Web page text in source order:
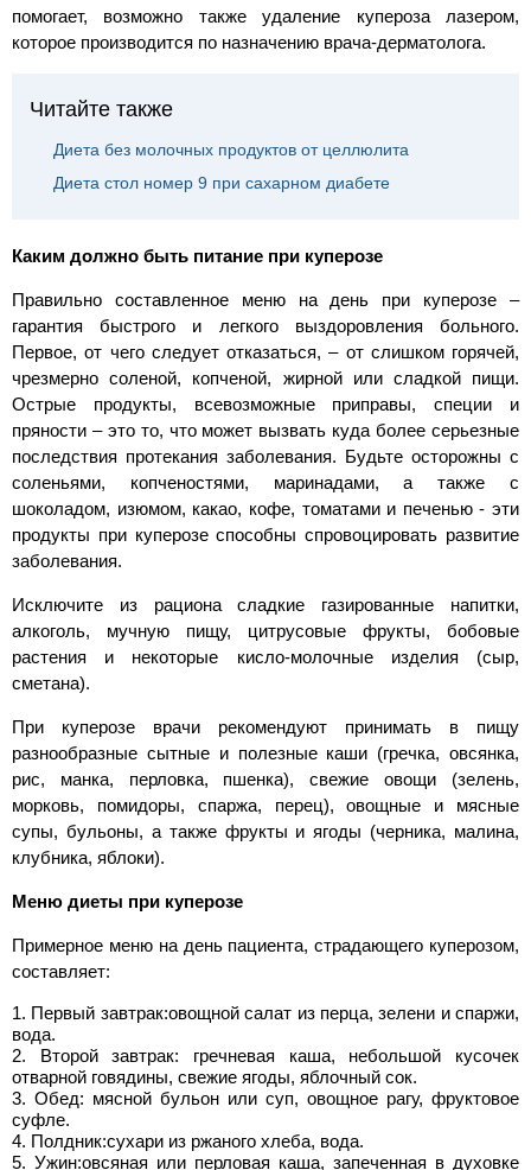
помогает, возможно также удаление купероза лазером,
которое производится по назначению врача-дерматолога.
Читайте также
Диета без молочных продуктов от целлюлита
Диета стол номер 9 при сахарном диабете
Каким должно быть питание при куперозе
Правильно составленное меню на день при куперозе –
гарантия быстрого и легкого выздоровления больного.
Первое, от чего следует отказаться, – от слишком горячей,
чрезмерно соленой, копченой, жирной или сладкой пищи.
Острые продукты, всевозможные приправы, специи и
пряности – это то, что может вызвать куда более серьезные
последствия протекания заболевания. Будьте осторожны с
соленьями, копченостями, маринадами, а также с
шоколадом, изюмом, какао, кофе, томатами и печенью - эти
продукты при куперозе способны спровоцировать развитие
заболевания.
Исключите из рациона сладкие газированные напитки,
алкоголь, мучную пищу, цитрусовые фрукты, бобовые
растения и некоторые кисло-молочные изделия (сыр,
сметана).
При куперозе врачи рекомендуют принимать в пищу
разнообразные сытные и полезные каши (гречка, овсянка,
рис, манка, перловка, пшенка), свежие овощи (зелень,
морковь, помидоры, спаржа, перец), овощные и мясные
супы, бульоны, а также фрукты и ягоды (черника, малина,
клубника, яблоки).
Меню диеты при куперозе
Примерное меню на день пациента, страдающего куперозом,
составляет:
Первый завтрак:овощной салат из перца, зелени и спаржи,
вода.
Второй завтрак: гречневая каша, небольшой кусочек
отварной говядины, свежие ягоды, яблочный сок.
Обед: мясной бульон или суп, овощное рагу, фруктовое
суфле.
Полдник:сухари из ржаного хлеба, вода.
Ужин:овсяная или перловая каша, запеченная в духовке